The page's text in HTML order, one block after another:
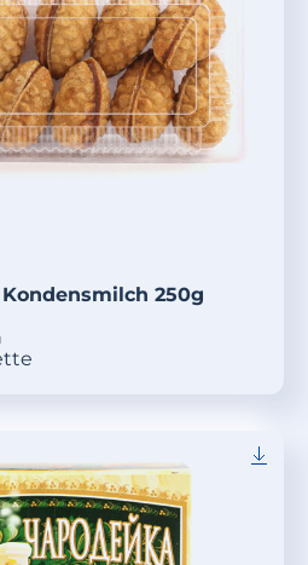
250g